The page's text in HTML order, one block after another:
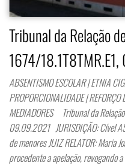
Tribunal da Relação
1674/
ABSENTISMO ESCOLAR | ETNIA
PROPORCIONALIDADE |
MEDIADORES Tribunal da
09.09.2021 JURISDIÇÃO: Cível
de menores JUIZ RELATOR: Maria
procedente a apelação, revogando